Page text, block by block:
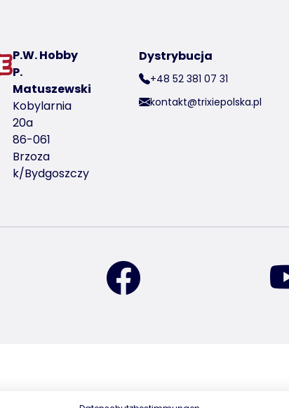
P.W. Hobby
P.
Matuszewski
Kobylarnia
20a
86-061
Brzoza
k/Bydgoszczy
Dystrybucja
+48 52 381 07 31
kontakt@trixiepolska.pl
znajdź nas na Instagramie znajdź nas na